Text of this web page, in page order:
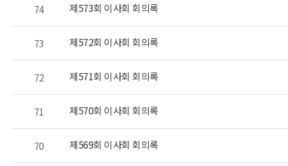
74 제573회 이사회 회의록
73 제572회 이사회 회의록
72 제571회 이사회 회의록
71 제570회 이사회 회의록
70 제569회 이사회 회의록